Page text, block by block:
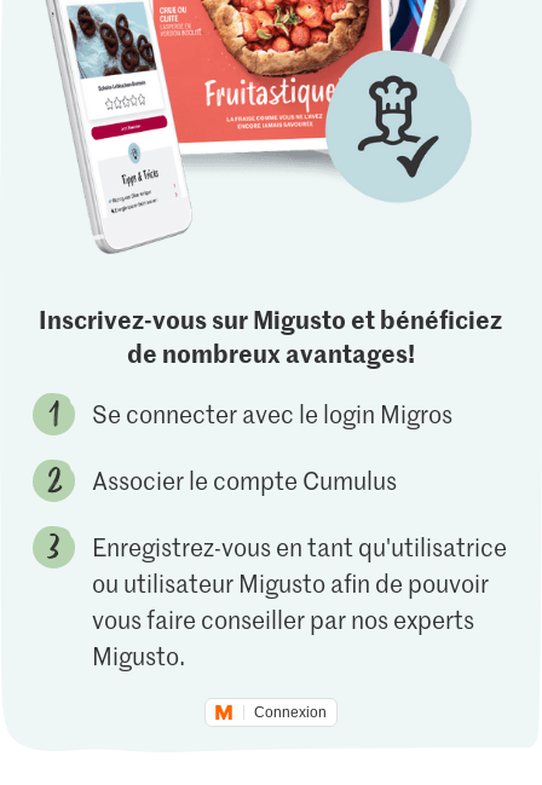
Inscrivez-vous sur Migusto et bénéficiez
de nombreux avantages!
Se connecter avec le login Migros
Associer le compte Cumulus
Enregistrez-vous en tant qu'utilisatrice
ou utilisateur Migusto afin de pouvoir
vous faire conseiller par nos experts
Migusto.
Connexion